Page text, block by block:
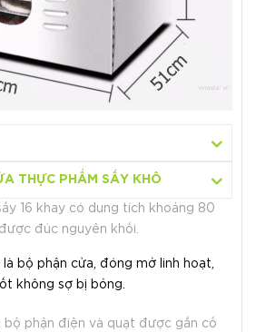
THỰC PHẨM SẤY KHÔ
16 khay có dung tích khoảng 80
đúc nguyên khối.
bộ phận cửa, đóng mở linh hoạt,
không sợ bị bỏng.
bộ phận điện và quạt được gắn cố